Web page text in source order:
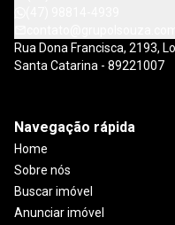
Rua Dona Francisca, 2193,
Santa Catarina - 89221007
Navegação rápida
Home
Sobre nós
Buscar imóvel
Anunciar imóvel